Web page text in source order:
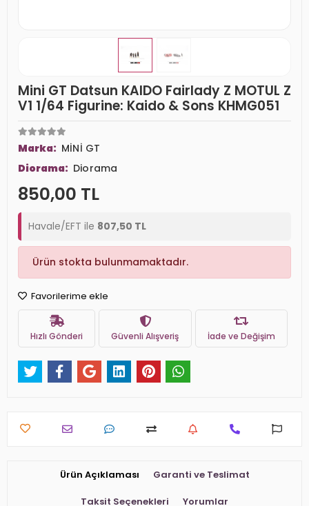
Mini GT Datsun KAIDO Fairlady Z MOTUL Z
V1 1/64 Figurine: Kaido & Sons KHMG051
Marka: MİNİ GT
Diorama: Diorama
850,00 TL
Havale/EFT ile 807,50 TL
Ürün stokta bulunmamaktadır.
Favorilerime ekle
Hızlı Gönderi Güvenli Alışveriş İade ve Değişim
Ürün Açıklaması Garanti ve Teslimat
Taksit Seçenekleri Yorumlar